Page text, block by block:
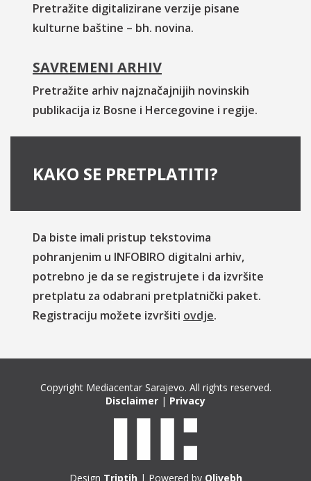
Pretražite digitalizirane verzije pisane
kulturne baštine – bh. novina.
SAVREMENI ARHIV
Pretražite arhiv najznačajnijih novinskih
publikacija iz Bosne i Hercegovine i regije.
KAKO SE PRETPLATITI?
Da biste imali pristup tekstovima
pohranjenim u INFOBIRO digitalni arhiv,
potrebno je da se registrujete i da izvršite
pretplatu za odabrani pretplatnički paket.
Registraciju možete izvršiti ovdje.
Copyright Mediacentar Sarajevo. All rights reserved.
Disclaimer | Privacy
Design Triptih| Powered by Olivebh